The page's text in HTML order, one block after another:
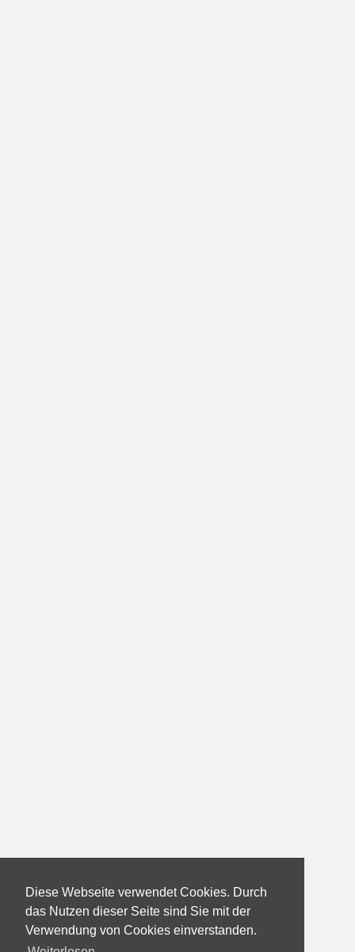
Diese Webseite verwendet Cookies. Durch
das Nutzen dieser Seite sind Sie mit der
Verwendung von Cookies einverstanden.